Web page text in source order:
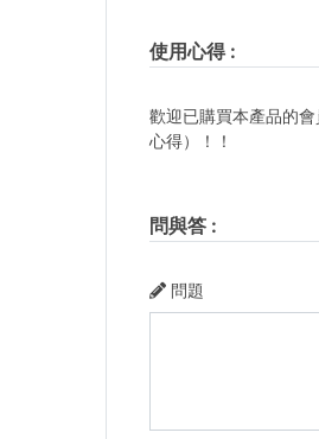
使用心得:
歡迎已購買本產品的
心得）！！
問與答:
問題